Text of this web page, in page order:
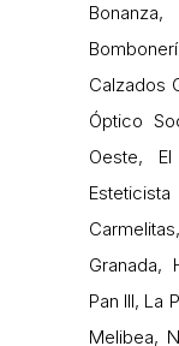
Calzados
Óptico
Oeste,
Granada,
Pan III, La
Melibea,